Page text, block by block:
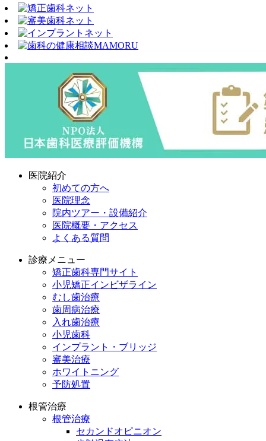
医院紹介
初めての方へ
医院理念
院内ツアー・設備紹介
医院概要・アクセス
よくある質問
診療メニュー
矯正歯科専門サイト
小児矯正インビザライン
むし歯治療
歯周病治療
入れ歯治療
小児歯科
インプラント・ブリッジ
審美治療
ホワイトニング
予防処置
根管治療
根管治療
セカンドオピニオン